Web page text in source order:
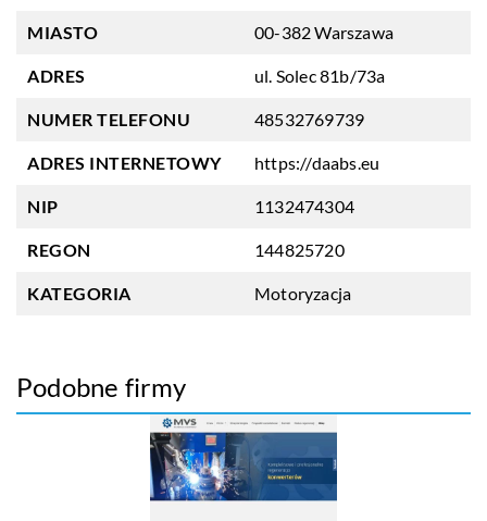
MIASTO 00-382 Warszawa
ADRES ul. Solec 81b/73a
NUMER TELEFONU 48532769739
ADRES INTERNETOWY https://daabs.eu
NIP 1132474304
REGON 144825720
KATEGORIA Motoryzacja
Podobne firmy